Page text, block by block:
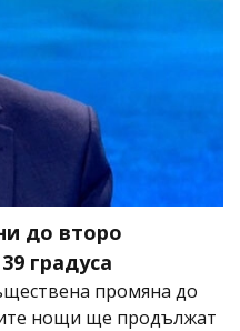
до второ
градуса
промяна до
нощи ще продължат